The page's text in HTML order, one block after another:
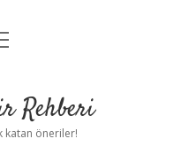
Rehberi
katan öneriler!